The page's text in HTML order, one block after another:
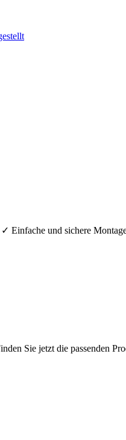
Einfache und sichere
Sie jetzt die passenden